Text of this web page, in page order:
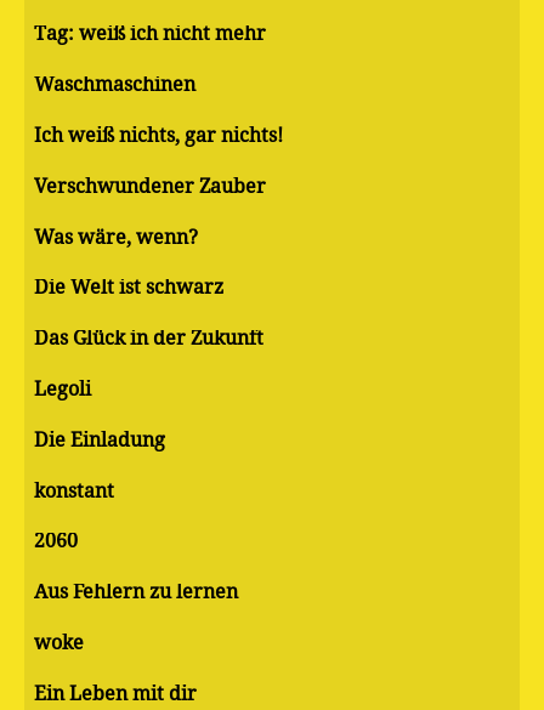
Tag: weiß ich nicht mehr
Waschmaschinen
Ich weiß nichts, gar nichts!
Verschwundener Zauber
Was wäre, wenn?
Die Welt ist schwarz
Das Glück in der Zukunft
Legoli
Die Einladung
konstant
2060
Aus Fehlern zu lernen
woke
Ein Leben mit dir